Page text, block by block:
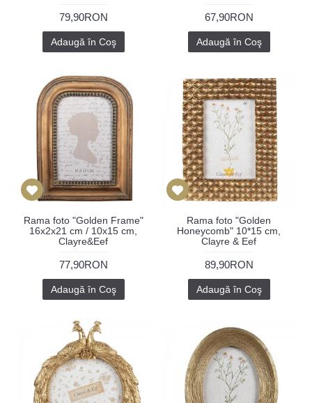
79,90RON
Adaugă în Coş
67,90RON
Adaugă în Coş
Rama foto "Golden Frame"
16x2x21 cm / 10x15 cm,
Clayre&Eef
77,90RON
Adaugă în Coş
Rama foto "Golden
Honeycomb" 10*15 cm,
Clayre & Eef
89,90RON
Adaugă în Coş